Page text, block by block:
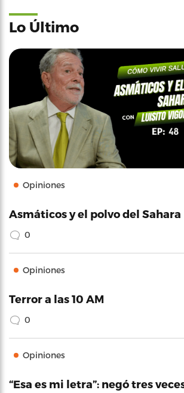
Lo Último
Opiniones
Asmáticos y el polvo del Sahara
0
Opiniones
Terror a las 10 AM
0
Opiniones
“Esa es mi letra”: negó tres